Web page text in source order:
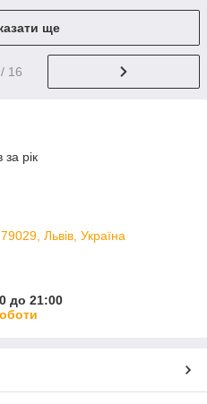
ще
/ 16
за рік
Львів, Україна
до 21:00